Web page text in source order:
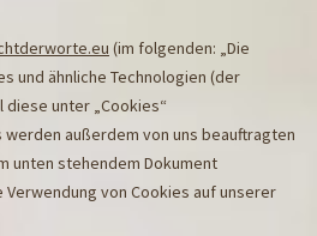
(im folgenden: „Die
und ähnliche Technologien (der
unter „Cookies“
außerdem von uns beauftragten
unten stehendem Dokument
von Cookies auf unserer